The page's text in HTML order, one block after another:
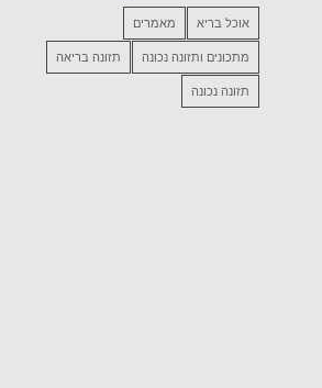
אוכל בריא מאמרים
מתכונים ותזונה נכונה תזונה בריאה
תזונה נכונה